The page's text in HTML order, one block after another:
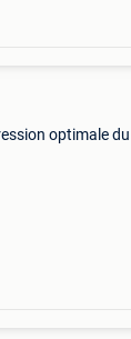
optimale du